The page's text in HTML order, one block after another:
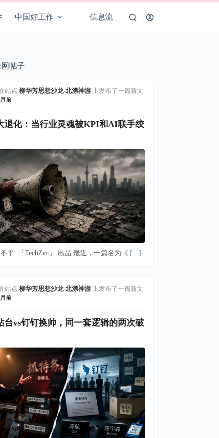
中国好工作 信息流
帖子
站点 柳华芳思想沙龙-北漂神游上发布了一篇新文
前
退化：当行业灵魂被KPI和AI联手绞
平 「TechZen」 出品 最近，一篇名为《 […]
站点 柳华芳思想沙龙-北漂神游上发布了一篇新文
前
台vs钉钉换帅，同一套逻辑的两次破